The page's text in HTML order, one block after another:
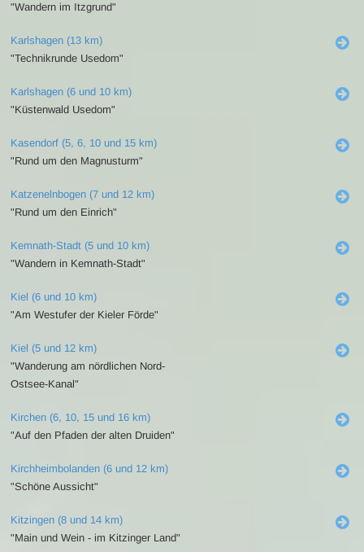
"Wandern im Itzgrund"
Karlshagen (13 km)
"Technikrunde Usedom"
Karlshagen (6 und 10 km)
"Küstenwald Usedom"
Kasendorf (5, 6, 10 und 15 km)
"Rund um den Magnusturm"
Katzenelnbogen (7 und 12 km)
"Rund um den Einrich"
Kemnath-Stadt (5 und 10 km)
"Wandern in Kemnath-Stadt"
Kiel (6 und 10 km)
"Am Westufer der Kieler Förde"
Kiel (5 und 12 km)
"Wanderung am nördlichen Nord-
Ostsee-Kanal"
Kirchen (6, 10, 15 und 16 km)
"Auf den Pfaden der alten Druiden"
Kirchheimbolanden (6 und 12 km)
"Schöne Aussicht"
Kitzingen (8 und 14 km)
"Main und Wein - im Kitzinger Land"